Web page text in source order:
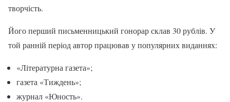
творчість.
Його перший письменницький гонорар склав 30 рублів. У
той ранній період автор працював у популярних виданнях:
«Літературна газета»;
газета «Тиждень»;
журнал «Юность».